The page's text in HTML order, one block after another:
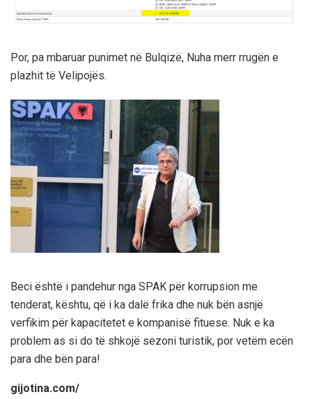
Por, pa mbaruar punimet në Bulqizë, Nuha merr rrugën e
plazhit të Velipojës.
Beci është i pandehur nga SPAK për korrupsion me
tenderat, kështu, që i ka dalë frika dhe nuk bën asnjë
verfikim për kapacitetet e kompanisë fituese. Nuk e ka
problem as si do të shkojë sezoni turistik, por vetëm ecën
para dhe bën para!
gijotina.com/